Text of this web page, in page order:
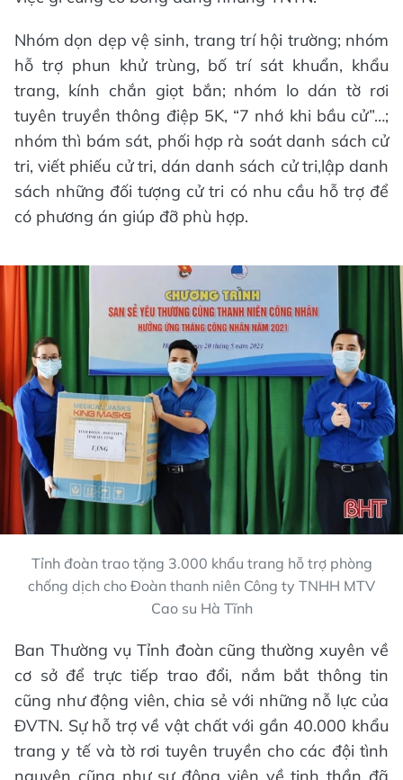
Nhóm dọn dẹp vệ sinh, trang trí hội trường; nhóm
hỗ trợ phun khử trùng, bố trí sát khuẩn, khẩu
trang, kính chắn giọt bắn; nhóm lo dán tờ rơi
tuyên truyền thông điệp 5K, “7 nhớ khi bầu cử”…;
nhóm thì bám sát, phối hợp rà soát danh sách cử
tri, viết phiếu cử tri, dán danh sách cử tri,lập danh
sách những đối tượng cử tri có nhu cầu hỗ trợ để
có phương án giúp đỡ phù hợp.
Tỉnh đoàn trao tặng 3.000 khẩu trang hỗ trợ phòng
chống dịch cho Đoàn thanh niên Công ty TNHH MTV
Cao su Hà Tĩnh
Ban Thường vụ Tỉnh đoàn cũng thường xuyên về
cơ sở để trực tiếp trao đổi, nắm bắt thông tin
cũng như động viên, chia sẻ với những nỗ lực của
ĐVTN. Sự hỗ trợ về vật chất với gần 40.000 khẩu
trang y tế và tờ rơi tuyên truyền cho các đội tình